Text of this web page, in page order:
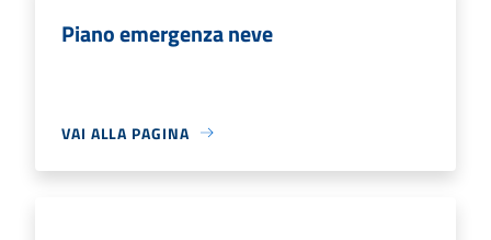
Piano emergenza neve
VAI ALLA PAGINA